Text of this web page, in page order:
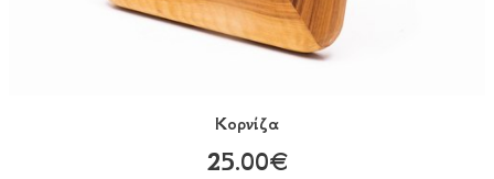
Κορνίζα
25.00€